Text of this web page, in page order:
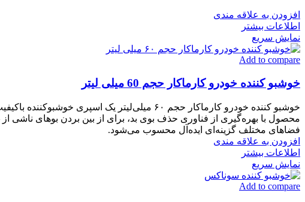
افزودن به علاقه مندی
اطلاعات بیشتر
نمایش سریع
Add to compare
خوشبو كننده خودرو کارماکار حجم 60 ميلی ليتر
خوشبو کننده خودرو کارماکار حجم ۶۰ میلی‌لیتر
محصول با بهره‌گیری از فناوری حذف بوی بد، برای از بین بردن بوهای ناشی
فضاهای مختلف گزینه‌ای ایده‌آل محسوب می‌شود.
افزودن به علاقه مندی
اطلاعات بیشتر
نمایش سریع
Add to compare